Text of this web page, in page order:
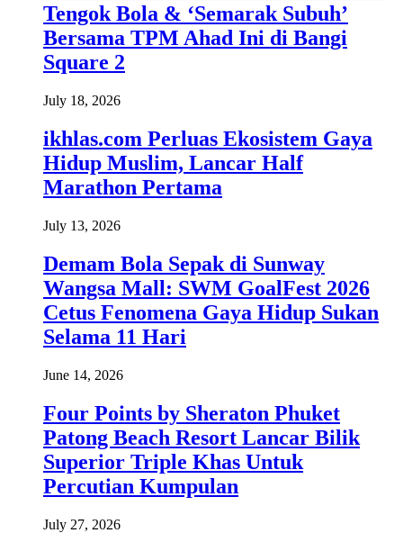
Tengok Bola & ‘Semarak Subuh’
Bersama TPM Ahad Ini di Bangi
Square 2
July 18, 2026
ikhlas.com Perluas Ekosistem Gaya
Hidup Muslim, Lancar Half
Marathon Pertama
July 13, 2026
Demam Bola Sepak di Sunway
Wangsa Mall: SWM GoalFest 2026
Cetus Fenomena Gaya Hidup Sukan
Selama 11 Hari
June 14, 2026
Four Points by Sheraton Phuket
Patong Beach Resort Lancar Bilik
Superior Triple Khas Untuk
Percutian Kumpulan
July 27, 2026